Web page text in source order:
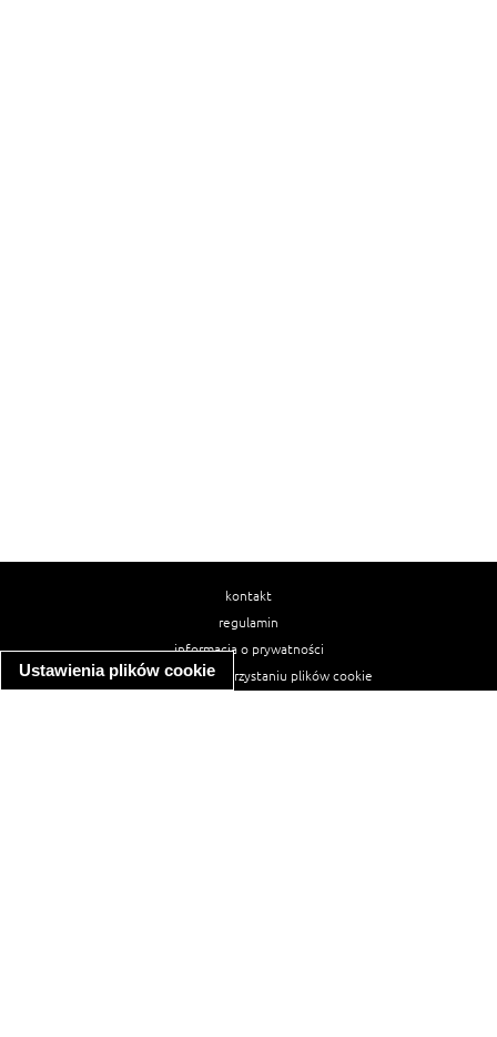
Ustawienia plików cookie
kontakt
regulamin
informacja o prywatności
informacja o wykorzystaniu plików cookie